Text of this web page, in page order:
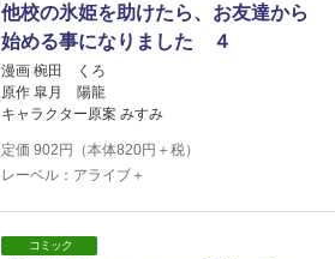
他校の氷姫を助けたら、お友達から
始める事になりました ４
漫画 椀田 くろ
原作 皐月 陽龍
キャラクター原案 みすみ
定価 902 円（本体820円＋税）
レーベル：アライブ＋
コミック